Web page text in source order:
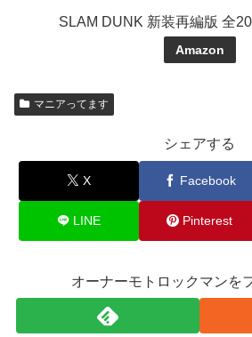
SLAM DUNK 新装再編版 全
Amazon
マニアってます
シェアする
X Facebook
LINE Pinterest
オーナーモトロックマンを